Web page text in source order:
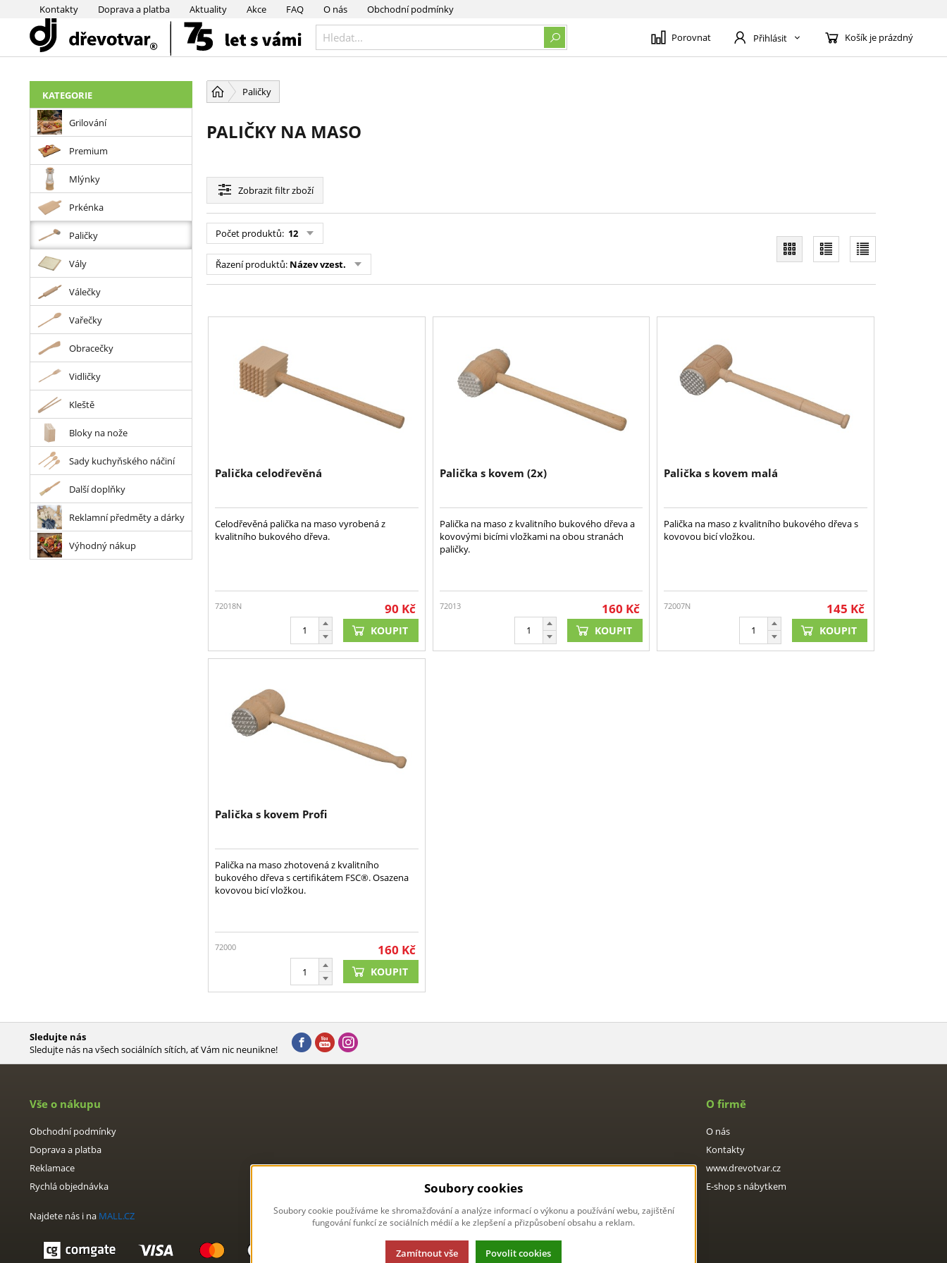
Kontakty Doprava a platba Aktuality Akce FAQ O nás Obchodní podmínky
Porovnat Přihlásit Košík je prázdný
KATEGORIE
Grilování
Premium
Mlýnky
Prkénka
Paličky
Vály
Válečky
Vařečky
Obracečky
Vidličky
Kleště
Bloky na nože
Sady kuchyňského náčiní
Další doplňky
Reklamní předměty a dárky
Výhodný nákup
Paličky
PALIČKY NA MASO
Zobrazitfiltr zboží
Počet produktů: 12
Řazení produktů: Název vzest.
Palička celodřevěná
Celodřevěná palička na maso vyrobená z
kvalitního bukového dřeva.
72018N 90 Kč
KOUPIT
Palička s kovem (2x)
Palička na maso z kvalitního bukového dřeva a
kovovými bicími vložkami na obou stranách
paličky.
72013 160 Kč
KOUPIT
Palička s kovem malá
Palička na maso z kvalitního bukového dřeva s
kovovou bicí vložkou.
72007N 145 Kč
KOUPIT
Palička s kovem Profi
Palička na maso zhotovená z kvalitního
bukového dřeva s certifikátem FSC®. Osazena
kovovou bicí vložkou.
72000 160 Kč
KOUPIT
Sledujte nás
Sledujte nás na všech sociálních sítích, ať Vám nic neunikne!
Vše o nákupu
Obchodní podmínky
Doprava a platba
Reklamace
Rychlá objednávka
O firmě
O nás
Kontakty
www.drevotvar.cz
E-shop s nábytkem
Najdete nás i na MALL.CZ
Soubory cookies
Soubory cookie používáme ke shromažďování a analýze informací o výkonu a používání webu, zajištění
fungování funkcí ze sociálních médií a ke zlepšení a přizpůsobení obsahu a reklam.
Zamítnout vše Povolit cookies